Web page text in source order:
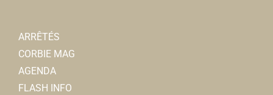
ARRÊTÉS
CORBIE MAG
AGENDA
FLASH INFO